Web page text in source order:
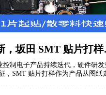
柔性制
制电子产品持续迭代，硬件研发
，SMT 贴片打样作为产品从图纸